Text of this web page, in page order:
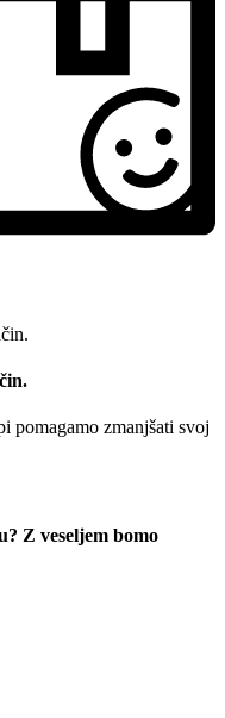
pomagamo zmanjšati svoj
Z veseljem bomo